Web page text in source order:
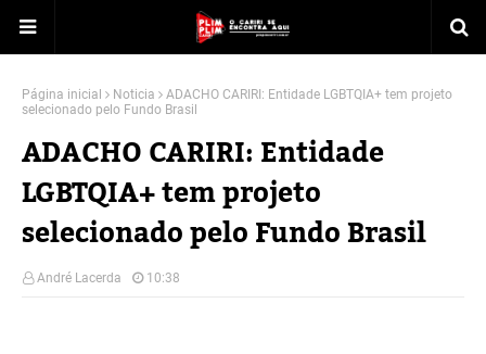
Página inicial Noticia
ADACHO CARIRI: Entidade LGBTQIA+ tem projeto
selecionado pelo Fundo Brasil
ADACHO CARIRI: Entidade
LGBTQIA+ tem projeto
selecionado pelo Fundo Brasil
André Lacerda 10:38